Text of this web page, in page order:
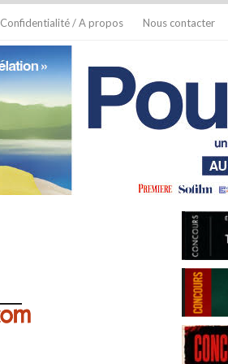
Confidentialité / A propos Nous contacter